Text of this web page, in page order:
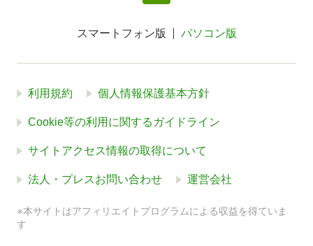
スマートフォン版 パソコン版
利用規約 個人情報保護基本方針
Cookie等の利用に関するガイドライン
サイトアクセス情報の取得について
法人・プレスお問い合わせ 運営会社
※本サイトはアフィリエイトプログラムによる収益を得ていま
す